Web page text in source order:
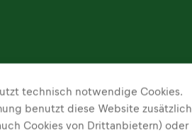
technisch notwendige Cookies.
benutzt diese Website
Cookies von Drittanbietern) oder